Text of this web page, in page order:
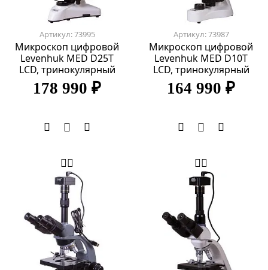
Артикул: 73995
Микроскоп цифровой
Levenhuk MED D25T
LCD, тринокулярный
178 990 ₽
Артикул: 73987
Микроскоп цифровой
Levenhuk MED D10T
LCD, тринокулярный
164 990 ₽